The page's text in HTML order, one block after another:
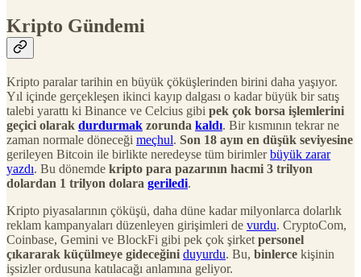
Kripto Gündemi
Kripto paralar tarihin en büyük çöküşlerinden birini daha yaşıyor.
Yıl içinde gerçekleşen ikinci kayıp dalgası o kadar büyük bir satış
talebi yarattı ki Binance ve Celcius gibi pek çok borsa işlemlerini
geçici olarak durdurmak zorunda kaldı. Bir kısmının tekrar ne
zaman normale döneceği meçhul. Son 18 ayın en düşük seviyesine
gerileyen Bitcoin ile birlikte neredeyse tüm birimlerbüyük zarar
yazdı. Bu dönemde kripto para pazarının hacmi 3 trilyon
dolardan 1 trilyon dolara geriledi.
Kripto piyasalarının çöküşü, daha düne kadar milyonlarca dolarlık
reklam kampanyaları düzenleyen girişimleri de vurdu. CryptoCom,
Coinbase, Gemini ve BlockFi gibi pek çok şirket personel
çıkararak küçülmeye gideceğini duyurdu. Bu, binlerce kişinin
işsizler ordusuna katılacağı anlamına geliyor.